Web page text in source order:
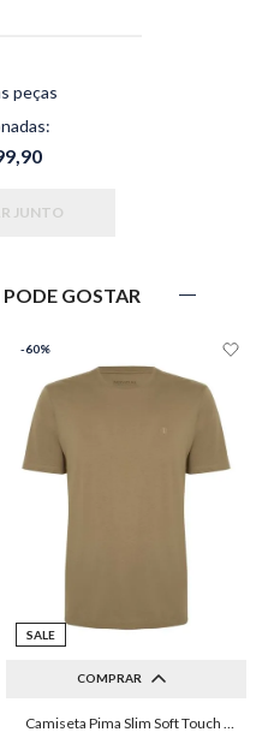
peças
JUNTO
GOSTAR
-60%
SALE
COMPRAR
M